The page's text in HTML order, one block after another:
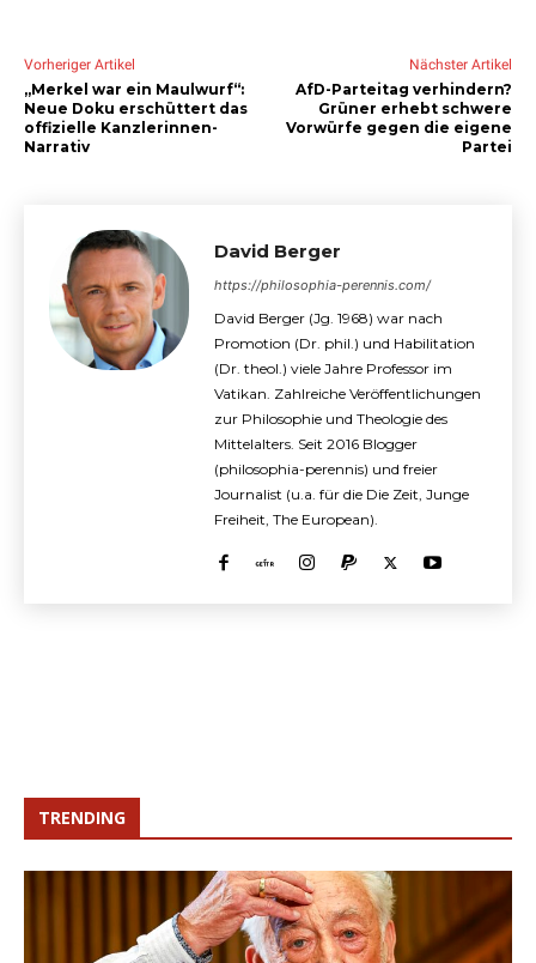
Vorheriger Artikel
„Merkel war ein Maulwurf“:
Neue Doku erschüttert das
offizielle Kanzlerinnen-
Narrativ
Nächster Artikel
AfD-Parteitag verhindern?
Grüner erhebt schwere
Vorwürfe gegen die eigene
Partei
David Berger
https://philosophia-perennis.com/
David Berger (Jg. 1968) war nach
Promotion (Dr. phil.) und Habilitation
(Dr. theol.) viele Jahre Professor im
Vatikan. Zahlreiche Veröffentlichungen
zur Philosophie und Theologie des
Mittelalters. Seit 2016 Blogger
(philosophia-perennis) und freier
Journalist (u.a. für die Die Zeit, Junge
Freiheit, The European).
TRENDING